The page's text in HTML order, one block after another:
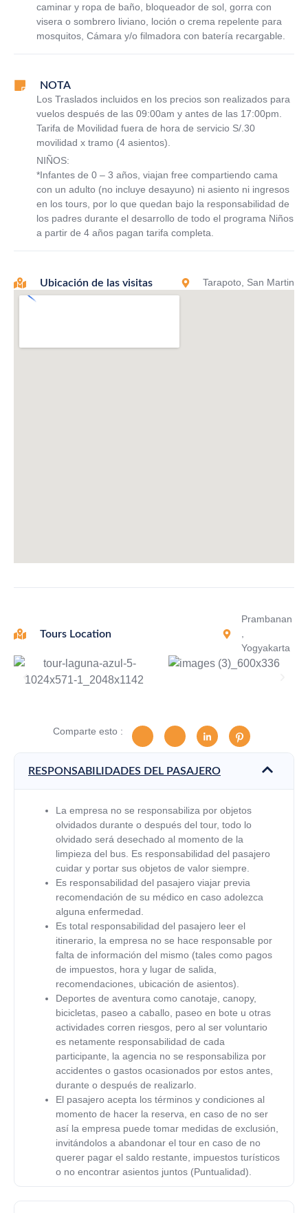
caminar y ropa de baño, bloqueador de sol, gorra con
visera o sombrero liviano, loción o crema repelente para
mosquitos, Cámara y/o filmadora con batería recargable.
NOTA
Los Traslados incluidos en los precios son realizados para
vuelos después de las 09:00am y antes de las 17:00pm.
Tarifa de Movilidad fuera de hora de servicio S/.30
movilidad x tramo (4 asientos).
NIÑOS:
*Infantes de 0 – 3 años, viajan free compartiendo cama
con un adulto (no incluye desayuno) ni asiento ni ingresos
en los tours, por lo que quedan bajo la responsabilidad de
los padres durante el desarrollo de todo el programa Niños
a partir de 4 años pagan tarifa completa.
Ubicación de las visitas Tarapoto, San Martin
Tours Location
Prambanan
Yogyakarta
Comparte esto :
RESPONSABILIDADES DEL PASAJERO
La empresa no se responsabiliza por objetos
olvidados durante o después del tour, todo lo
olvidado será desechado al momento de la
limpieza del bus. Es responsabilidad del pasajero
cuidar y portar sus objetos de valor siempre.
Es responsabilidad del pasajero viajar previa
recomendación de su médico en caso adolezca
alguna enfermedad.
Es total responsabilidad del pasajero leer el
itinerario, la empresa no se hace responsable por
falta de información del mismo (tales como pagos
de impuestos, hora y lugar de salida,
recomendaciones, ubicación de asientos).
Deportes de aventura como canotaje, canopy,
bicicletas, paseo a caballo, paseo en bote u otras
actividades corren riesgos, pero al ser voluntario
es netamente responsabilidad de cada
participante, la agencia no se responsabiliza por
accidentes o gastos ocasionados por estos antes,
durante o después de realizarlo.
El pasajero acepta los términos y condiciones al
momento de hacer la reserva, en caso de no ser
así la empresa puede tomar medidas de exclusión,
invitándolos a abandonar el tour en caso de no
querer pagar el saldo restante, impuestos turísticos
o no encontrar asientos juntos (Puntualidad).